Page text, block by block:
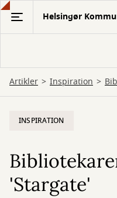
Gå
hovedindhold
Helsingør
Artikler Inspiration
INSPIRATION
'Stargate'